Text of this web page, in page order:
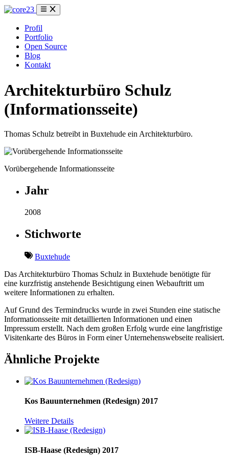
Profil
Portfolio
Open Source
Blog
Kontakt
Architekturbüro Schulz
(Informationsseite)
Thomas Schulz betreibt in Buxtehude ein Architekturbüro.
Vorübergehende Informationsseite
Jahr
2008
Stichworte
Buxtehude
Das Architekturbüro Thomas Schulz in Buxtehude benötigte für
eine kurzfristig anstehende Besichtigung einen Webauftritt um
weitere Informationen zu erhalten.
Auf Grund des Termindrucks wurde in zwei Stunden eine statische
Informationsseite mit detaillierten Informationen und einen
Impressum erstellt. Nach dem großen Erfolg wurde eine langfristige
Visitenkarte des Büros in Form einer Unternehenswebseite realisiert.
Ähnliche Projekte
Kos Bauunternehmen (Redesign) 2017
Weitere Details
ISB-Haase (Redesign) 2017